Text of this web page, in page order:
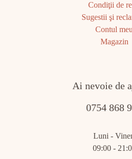
Condiţii de
Sugestii şi
Contul
Magazin
Ai nevoie de
0754 868
Luni -
09:00 -